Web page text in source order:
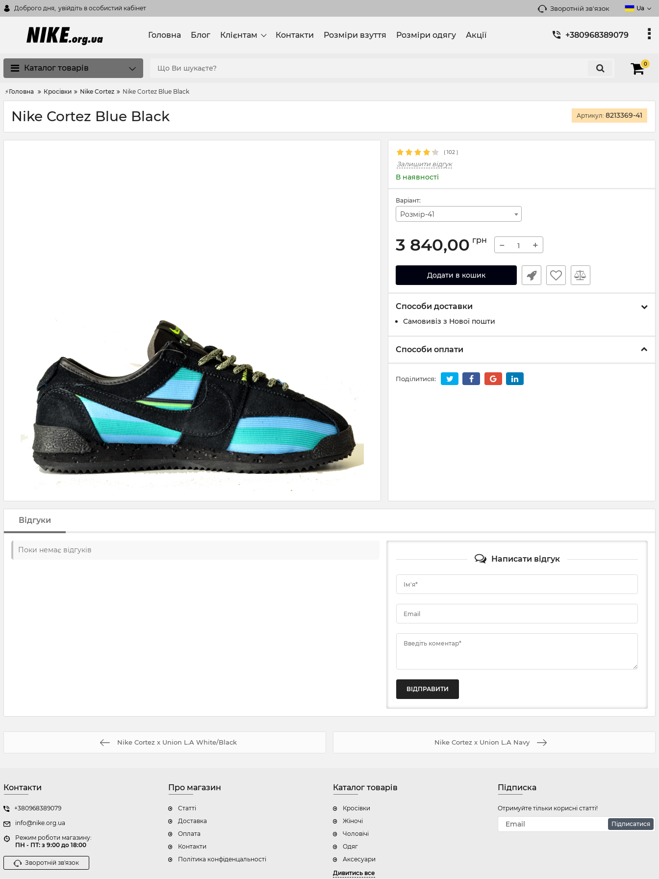
Доброго дня, увійдіть в особистий кабінет Зворотній зв'язок Ua
Головна Блог Клієнтам Контакти Розміри взуття Розміри одягу Акції +380968389079
Каталог товарів 0
⚡Головна Кросівки Nike Cortez Nike Cortez Blue Black
Nike Cortez Blue Black Артикул: 8213369-41
( 102 )
Залишити відгук
В наявності
Варіант:
Розмір-41
3 840,00 грн − +
Додати в кошик
Способи доставки
Самовивіз з Нової пошти
Способи оплати
Поділитися:
Відгуки
Поки немає відгуків
Написати відгук
Ім'я*
Email
Введіть коментар*
Nike Cortez x Union L.A White/Black Nike Cortez x Union L.A Navy
Контакти
+380968389079
info@nike.org.ua
Режим роботи магазину:
ПН - ПТ: з 9:00 до 18:00
Зворотній зв'язок
Про магазин
Статті
Доставка
Оплата
Контакти
Політика конфіденцальності
Каталог товарів
Кросівки
Жіночі
Чоловічі
Одяг
Аксесуари
Дивитись все
Підписка
Отримуйте тільки корисні статті!
Підписатися